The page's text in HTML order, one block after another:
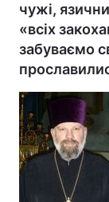
чужі,
«всіх
забуваємо